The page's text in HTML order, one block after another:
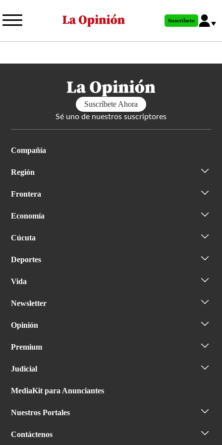
al
principal
Suscríbete
Suscríbete Ahora
Sé uno de nuestros suscriptores
Compañía
Región
Frontera
Economía
Cúcuta
Deportes
Vida
Newsletter
Opinión
Premium
Judicial
MediaKit para Anunciantes
Nuestros Portales
Contáctenos